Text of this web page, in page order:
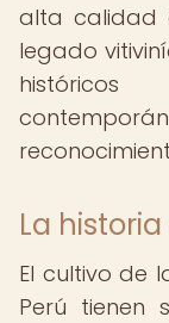
alta calidad
legado
La
El cultivo de
Perú